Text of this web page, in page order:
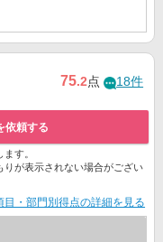
75.2点 18件
依頼する
す。
が表示されない場合がござい
目・部門別得点の詳細を見る